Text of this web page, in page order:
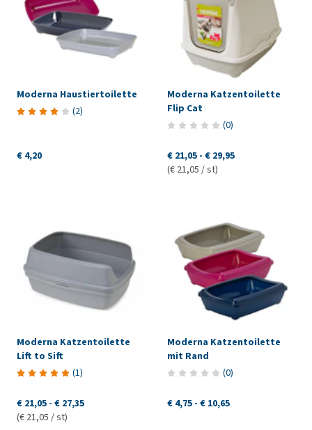
Moderna Haustiertoilette
(2)
€ 4,20
Moderna Katzentoilette
Flip Cat
(0)
€ 21,05 - € 29,95
(€ 21,05 / st)
Moderna Katzentoilette
Lift to Sift
(1)
€ 21,05 - € 27,35
(€ 21,05 / st)
Moderna Katzentoilette
mit Rand
(0)
€ 4,75 - € 10,65